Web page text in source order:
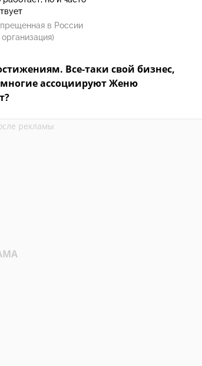
в России
Все-таки свой бизнес,
многие ассоциируют Женю